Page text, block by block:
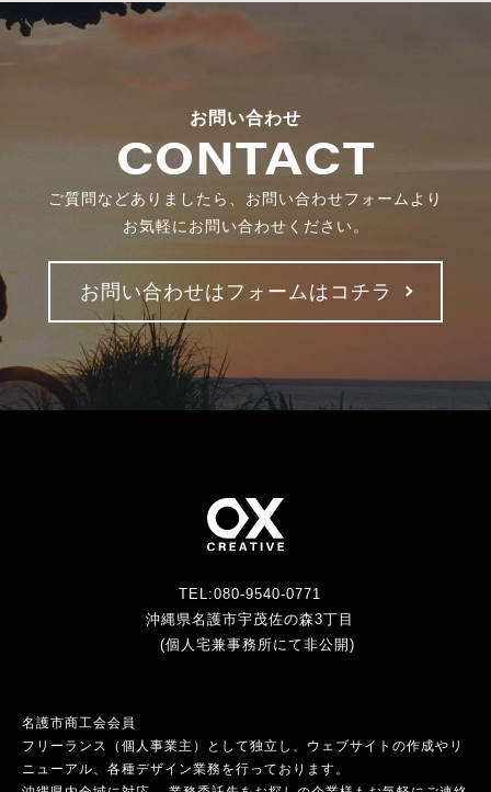
お問い合わせ
CONTACT
ご質問などありましたら、お問い合わせフォームより
お気軽にお問い合わせください。
お問い合わせはフォームはコチラ
TEL:080-9540-0771
沖縄県名護市宇茂佐の森3丁目
(個人宅兼事務所にて非公開)
名護市商工会会員
フリーランス（個人事業主）として独立し、ウェブサイトの作成やリ
ニューアル、各種デザイン業務を行っております。